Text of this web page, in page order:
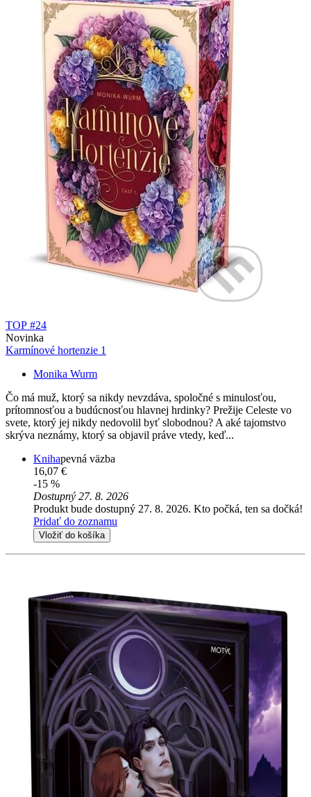
TOP #24
Novinka
Karmínové hortenzie 1
Monika Wurm
Čo má muž, ktorý sa nikdy nevzdáva, spoločné s minulosťou,
prítomnosťou a budúcnosťou hlavnej hrdinky? Prežije Celeste vo
svete, ktorý jej nikdy nedovolil byť slobodnou? A aké tajomstvo
skrýva neznámy, ktorý sa objavil práve vtedy, keď...
Knihapevná väzba
16,07 €
-15 %
Dostupný 27. 8. 2026
Produkt bude dostupný 27. 8. 2026. Kto počká, ten sa dočká!
Pridať do zoznamu
Vložiť do košíka